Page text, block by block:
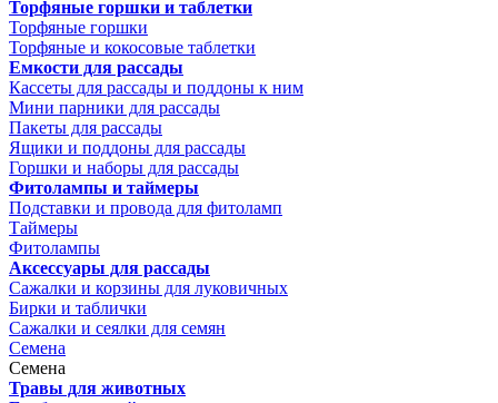
Торфяные горшки и таблетки
Торфяные горшки
Торфяные и кокосовые таблетки
Емкости для рассады
Кассеты для рассады и поддоны к ним
Мини парники для рассады
Пакеты для рассады
Ящики и поддоны для рассады
Горшки и наборы для рассады
Фитолампы и таймеры
Подставки и провода для фитоламп
Таймеры
Фитолампы
Аксессуары для рассады
Сажалки и корзины для луковичных
Бирки и таблички
Сажалки и сеялки для семян
Семена
Семена
Травы для животных